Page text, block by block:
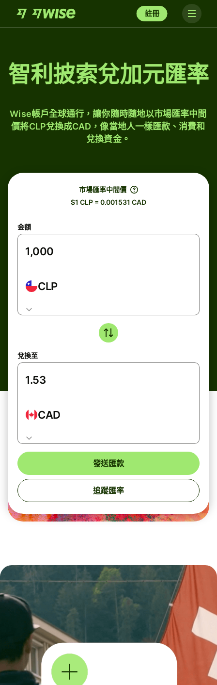
註冊
智利披索兌加元匯率
Wise帳戶全球通行，讓你隨時隨地以市場匯率中間
價將CLP兌換成CAD，像當地人一樣匯款、消費和
兌換資金。
市場匯率中間價
$1 CLP = 0.001531 CAD
金額
CLP
兌換至
CAD
發送匯款
追蹤匯率